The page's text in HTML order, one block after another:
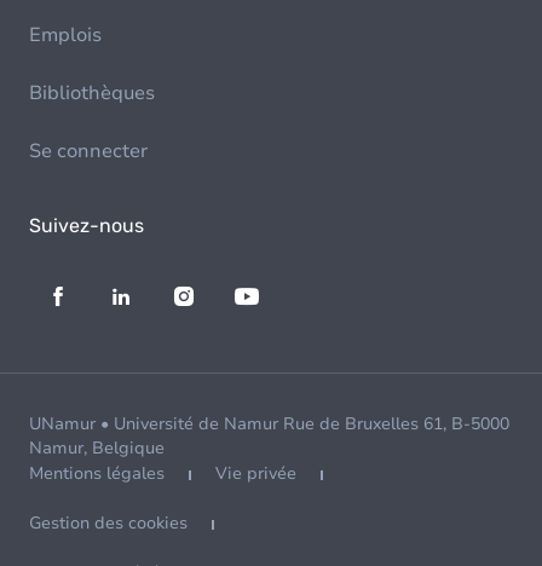
Emplois
Bibliothèques
Se connecter
Suivez-nous
UNamur • Université de Namur Rue de Bruxelles 61, B-5000
Namur, Belgique
Mentions légales
Vie privée
Gestion des cookies